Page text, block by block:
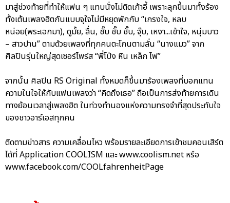
มาสู่ช่วงท้ายที่ทำให้แฟน ๆ แทบนั่งไม่ติดเก้าอี้ เพราะลุกขึ้นมาทั้งร้อง
ทั้งเต้นเพลงฮิตกันแบบจุใจไม่มีหยุดพักกับ “เกรงใจ, หลบ
หน่อย(พระเอกมา), ดูมั้ย, ลื่น, ชั๊บ ชั๊บ ชั๊บ, จุ๊บ, เหงา...เข้าใจ, หนุ่มบาว
– สาวปาน” ตามด้วยเพลงที่ทุกคนตะโกนตามลั่น “นางแมว” จาก
ศิลปินรุ่นใหญ่สุดเซอร์ไพร์ส “พี่โป่ง หิน เหล็ก ไฟ”
จากนั้น ศิลปิน RS Original ทั้งหมดก็ขึ้นมาร้องเพลงที่บอกแทน
ความในใจให้กับแฟนเพลงว่า “คิดถึงเธอ” ถือเป็นการส่งท้ายการเดิน
ทางย้อนเวลาสู่เพลงฮิต ในท่วงทำนองแห่งความทรงจำที่สุดประทับใจ
ของชาวอาร์เอสทุกคน
ติดตามข่าวสาร ความเคลื่อนไหว พร้อมรายละเอียดการเข้าชมคอนเสิร์ต
ได้ที่ Application COOLISM และ www.coolism.net หรือ
www.facebook.com/COOLfahrenheitPage